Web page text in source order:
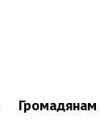
Громадянам